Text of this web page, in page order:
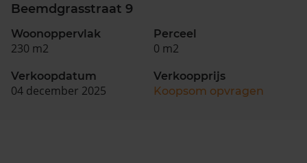
Beemdgrasstraat 9
Woonoppervlak
230 m2
Perceel
0 m2
Verkoopdatum
04 december 2025
Verkoopprijs
Koopsom opvragen